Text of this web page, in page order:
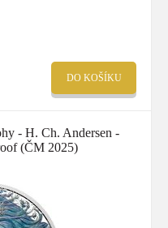
DO KOŠÍKU
- H. Ch. Andersen -
(ČM 2025)